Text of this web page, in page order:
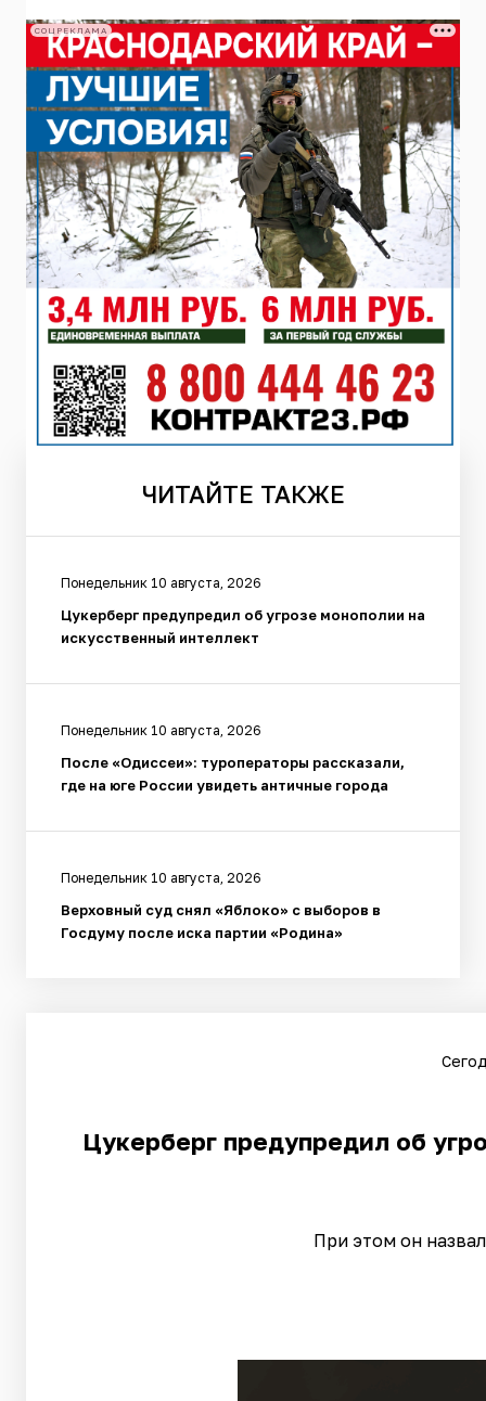
СОЦРЕКЛАМА
ЧИТАЙТЕ ТАКЖЕ
Понедельник 10 августа, 2026
Цукерберг предупредил об угрозе монополии на
искусственный интеллект
Понедельник 10 августа, 2026
После «Одиссеи»: туроператоры рассказали,
где на юге России увидеть античные города
Понедельник 10 августа, 2026
Верховный суд снял «Яблоко» с выборов в
Госдуму после иска партии «Родина»
Цукерберг предупредил об
При этом он